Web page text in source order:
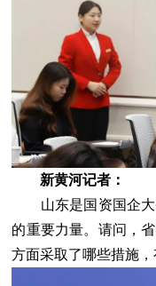
新黄河记者：
山东是国资国企大
的重要力量。请问，
方面采取了哪些措施，